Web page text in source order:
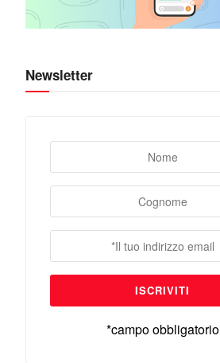
Newsletter
*campo obbligatorio